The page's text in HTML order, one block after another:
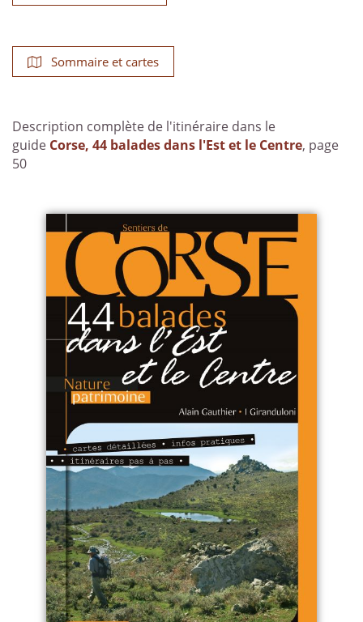
Sommaire et cartes
Description complète de l'itinéraire dans le
guide Corse, 44 balades dans l'Est et le Centre, page
50